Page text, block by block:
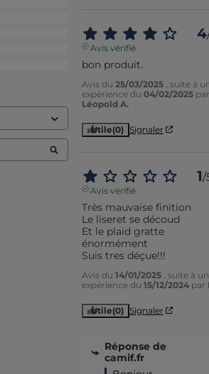
0
0
4
Avis vérifié
bon produit.
Avis du 25/03/2025
, suite à
expérience du 04/02/2025 par
Léopold A.
Utile(0) Signaler
1/
Avis vérifié
Très mauvaise finition
Le liseret se découd
Et le plaid gratte
énormément
Suis tres déçue!!!
Avis du 14/01/2025
, suite à
expérience du 15/12/2024 par
Utile(0) Signaler
Réponse de
camif.fr